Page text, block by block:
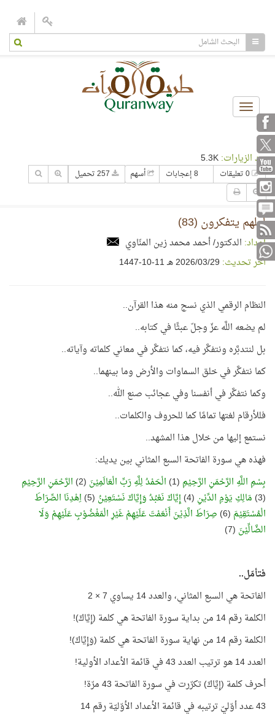
Toggle
navigation
عدد الزيارات:
8 إعجابات أسهم
لعلهم يتفكرون (83)
إعداد: الدكتور/ أحمد محمد زين المنّاوي
آخر تحديث: 29‏/03‏/2026 هـ 11-10-1447
النظام الرقمي الذي نسج منه هذا القرآن..
لم يضعه اللَّه عزّ وجلّ عبثًا في كتابه..
بل لنتدبَّره ونتفكَّر فيه، كما نتفكَّر في معاني كلماته وآياته..
كما نتفكَّر في خلق السماوات والأرض وما بينهما..
وكما نتفكَّر في أنفسنا وفي عجائب صنع الله..
فللأرقام لغتها تمامًا كما للحروف والكلمات..
نستمع إليها من خلال هذا المشهد..
فهذه هي سورة الفاتحة السبع المثاني بين يديك:
بِسْمِ اللَّهِ الرَّحْمَنِ الرَّحِيْمِ (1) الْحَمْدُ لِلَّهِ رَبِّ الْعَالَمِيْنَ (2)
الرَّحْمَنِ الرَّحِيْمِ
(3)
مَالِكِ يَوْمِ الدِّيْنِ (4) إِيَّاكَ نَعْبُدُ وَإِيَّاكَ نَسْتَعِيْنُ (5)
اِهْدِنَا الصِّرَاطَ
الْمُسْتَقِيْمَ (6)
صِرَاطَ الَّذِيْنَ أَنْعَمْتَ عَلَيْهِمْ غَيْرِ الْمَغْضُوْبِ عَلَيْهِمْ وَلَا
الضَّالِّيْنَ (7)
فتأمّل..
الفاتحة هي السبع المثاني، والعدد 14 يساوي 7 × 2
الكلمة رقم 14 من بداية سورة الفاتحة هي كلمة (إِيَّاكَ)!
الكلمة رقم 14 من نهاية سورة الفاتحة هي كلمة (وَإِيَّاكَ)!
العدد 14 هو ترتيب العدد 43 في قائمة الأعداد الأولية!
أحرف كلمة (إِيَّاكَ) تكرّرت في سورة الفاتحة 43 مرّة!
43 عدد أوّليّ ترتيبه في قائمة الأعداد الأوّليّة رقم 14